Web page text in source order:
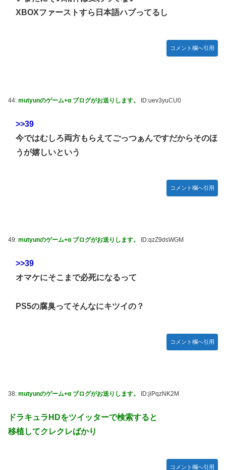
XBOXファーストすら日本語ハブってるし
コメント欄へ引用
44: mutyunのゲーム+α ブログがお送りします。 ID:uev3yuCU0
>>39
今ではむしろ両方もらえてごっつぁんですだからそのほ
うが嬉しいという
コメント欄へ引用
49: mutyunのゲーム+α ブログがお送りします。 ID:qzZ9dsWGM
>>39
オマケにそこまで必死になるって
PS5の腐臭ってそんなにキツイの？
コメント欄へ引用
38: mutyunのゲーム+α ブログがお送りします。 ID:jiPqzNK2M
ドラキュラHDをツイッターで検索すると
移植してクレクレばかり
コメント欄へ引用